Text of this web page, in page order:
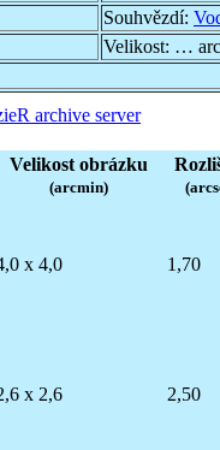
Souhvězdí:
Velikost: …
archive server
Velikost obrázku
(arcmin)
x 4,0 1,70
x 2,6 2,50